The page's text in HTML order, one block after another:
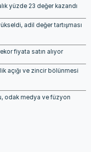
yüzde 23 değer kazandı
adil değer tartışması
fiyata satın alıyor
açığı ve zincir bölünmesi
odak medya ve füzyon